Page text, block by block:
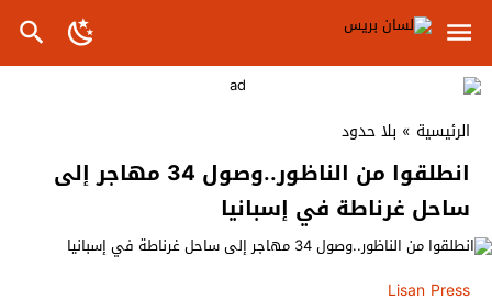
الرئيسية » بلا حدود
انطلقوا من الناظور..وصول 34 مهاجر إلى
ساحل غرناطة في إسبانيا
Lisan Press